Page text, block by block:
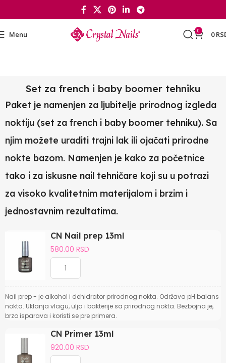
Menu 0 0
Set za french i baby boomer tehniku
Paket je namenjen za ljubitelje prirodnog izgleda
noktiju (set za french i baby boomer tehniku). Sa
njim možete uraditi trajni lak ili ojačati prirodne
nokte bazom. Namenjen je kako za početnice
tako i za iskusne nail tehničare koji su u potrazi
za visoko kvalitetnim materijalom i brzim i
jednostavnim rezultatima.
CN Nail prep 13ml
580.00 RSD
Nail prep - je alkohol i dehidrator prirodnog nokta. Održava pH balans
nokta. Uklanja vlagu, ulja i bakterije sa prirodnog nokta. Bezbojna je,
brzo isparava i koristi se pre primera.
CN Primer 13ml
920.00 RSD